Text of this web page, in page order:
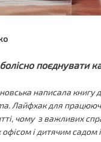
поєднувати
написала книгу
Лайфхак для
чому з важливих
офісом і дитячим садом